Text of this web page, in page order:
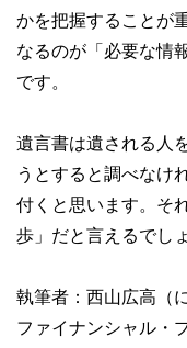
かを把握することが
なるのが「必要な情
です。
遺言書は遺される人
うとすると調べなけ
付くと思います。そ
歩」だと言えるでし
執筆者：西山広高（
ファイナンシャル・